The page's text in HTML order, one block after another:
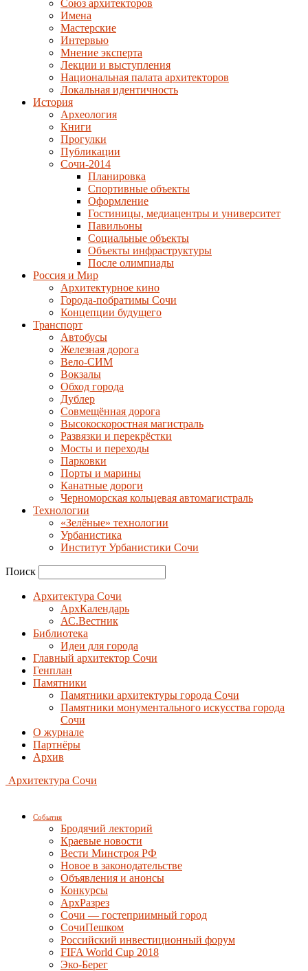
Союз архитекторов
Имена
Мастерские
Интервью
Мнение эксперта
Лекции и выступления
Национальная палата архитекторов
Локальная идентичность
История
Археология
Книги
Прогулки
Публикации
Сочи-2014
Планировка
Спортивные объекты
Оформление
Гостиницы, медиацентры и университет
Павильоны
Социальные объекты
Объекты инфраструктуры
После олимпиады
Россия и Мир
Архитектурное кино
Города-побратимы Сочи
Концепции будущего
Транспорт
Автобусы
Железная дорога
Вело-СИМ
Вокзалы
Обход города
Дублер
Совмещённая дорога
Высокоскоростная магистраль
Развязки и перекрёстки
Мосты и переходы
Парковки
Порты и марины
Канатные дороги
Черноморская кольцевая автомагистраль
Технологии
«Зелёные» технологии
Урбанистика
Институт Урбанистики Сочи
Поиск
Архитектура Сочи
АрхКалендарь
АС.Вестник
Библиотека
Идеи для города
Главный архитектор Сочи
Генплан
Памятники
Памятники архитектуры города Сочи
Памятники монументального искусства города
Сочи
О журнале
Партнёры
Архив
Архитектура Сочи
События
Бродячий лекторий
Краевые новости
Вести Минстроя РФ
Новое в законодательстве
Объявления и анонсы
Конкурсы
АрхРазрез
Сочи — гостеприимный город
СочиПешком
Российский инвестиционный форум
FIFA World Cup 2018
Эко-Берег